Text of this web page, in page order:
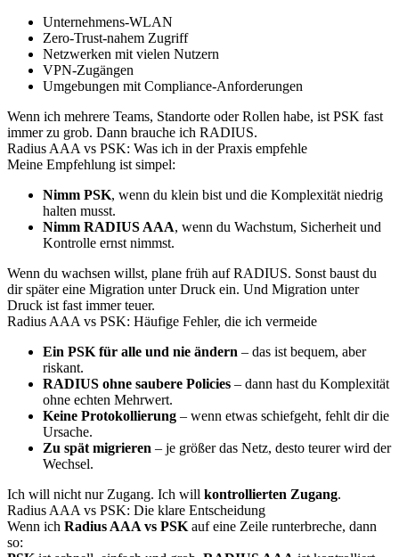
Unternehmens-WLAN
Zero-Trust-nahem Zugriff
Netzwerken mit vielen Nutzern
VPN-Zugängen
Umgebungen mit Compliance-Anforderungen
Wenn ich mehrere Teams, Standorte oder Rollen habe, ist PSK fast
immer zu grob. Dann brauche ich RADIUS.
Radius AAA vs PSK: Was ich in der Praxis empfehle
Meine Empfehlung ist simpel:
Nimm PSK, wenn du klein bist und die Komplexität niedrig
halten musst.
Nimm RADIUS AAA, wenn du Wachstum, Sicherheit und
Kontrolle ernst nimmst.
Wenn du wachsen willst, plane früh auf RADIUS. Sonst baust du
dir später eine Migration unter Druck ein. Und Migration unter
Druck ist fast immer teuer.
Radius AAA vs PSK: Häufige Fehler, die ich vermeide
Ein PSK für alle und nie ändern – das ist bequem, aber
riskant.
RADIUS ohne saubere Policies – dann hast du Komplexität
ohne echten Mehrwert.
Keine Protokollierung – wenn etwas schiefgeht, fehlt dir die
Ursache.
Zu spät migrieren – je größer das Netz, desto teurer wird der
Wechsel.
Ich will nicht nur Zugang. Ich will kontrollierten Zugang.
Radius AAA vs PSK: Die klare Entscheidung
Wenn ich Radius AAA vs PSK auf eine Zeile runterbreche, dann
so: